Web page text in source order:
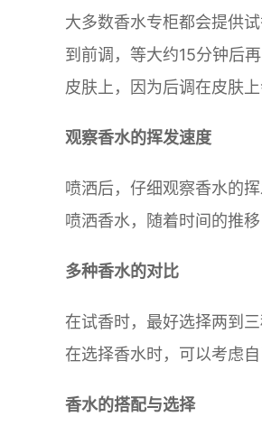
大多数香水专柜都会提供
到前调，等大约15分钟后
皮肤上，因为后调在皮肤上
观察香水的挥发速度
喷洒后，仔细观察香水的
喷洒香水，随着时间的推
多种香水的对比
在试香时，最好选择两到
在选择香水时，可以考虑
香水的搭配与选择